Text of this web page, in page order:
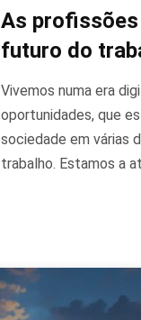
As
futuro do
Vivemos numa era
oportunidades, que
sociedade em várias
trabalho. Estamos a